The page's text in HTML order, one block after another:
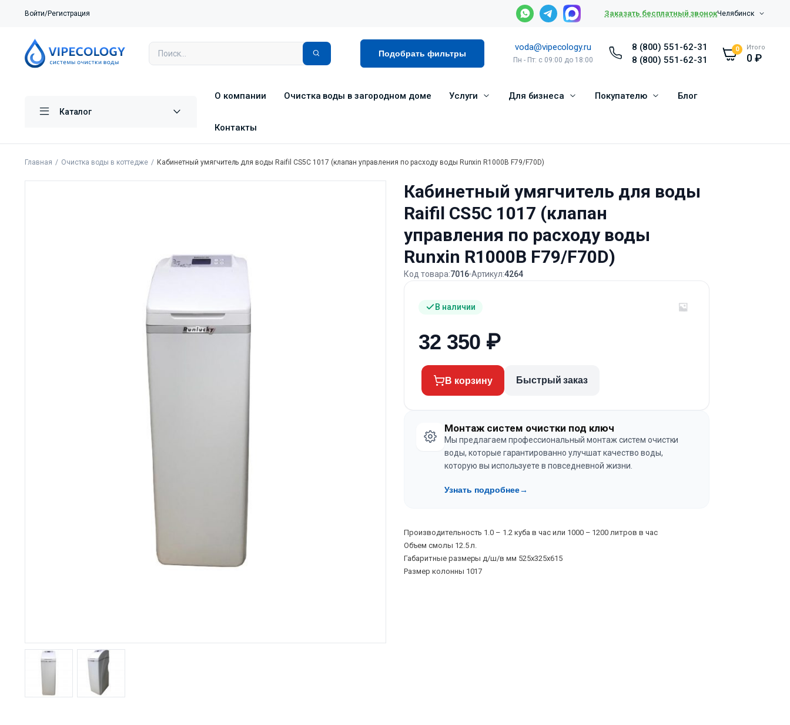
Войти/Регистрация Заказать бесплатный звонокЧелябинск
Подобрать фильтры
voda@vipecology.ru
Пн - Пт: с 09:00 до 18:00
8 (800) 551-62-31
8 (800) 551-62-31
0 Итого
0₽
Каталог
О компании Очистка воды в загородном доме Услуги Для бизнеса Покупателю Блог
Контакты
Главная Очистка воды в коттедже Кабинетный умягчитель для воды Raifil СS5C 1017 (клапан управления по расходу воды Runxin R1000B F79/F70D)
Кабинетный умягчитель для воды
Raifil СS5C 1017 (клапан
управления по расходу воды
Runxin R1000B F79/F70D)
Код товара:7016 Артикул:4264
В наличии
32 350 ₽
В корзину Быстрый заказ
Монтаж систем очистки под ключ
Мы предлагаем профессиональный монтаж систем очистки
воды, которые гарантированно улучшат качество воды,
которую вы используете в повседневной жизни.
Узнать подробнее→
Производительность 1.0 – 1.2 куба в час или 1000 – 1200 литров в час
Объем смолы 12.5 л.
Габаритные размеры д/ш/в мм 525х325х615
Размер колонны 1017